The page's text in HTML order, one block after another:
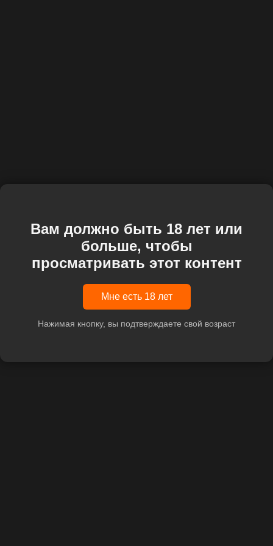
Вам должно быть 18 лет или
больше, чтобы
просматривать этот контент
Мне есть 18 лет
Нажимая кнопку, вы подтверждаете свой возраст